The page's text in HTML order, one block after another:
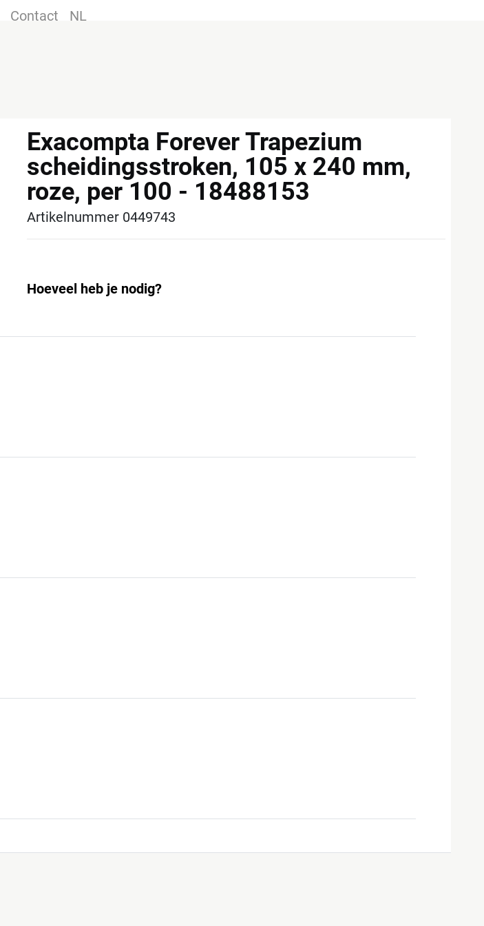
Contact
NL
Exacompta Forever Trapezium
scheidingsstroken, 105 x 240 mm,
roze, per 100 - 18488153
Artikelnummer 0449743
Hoeveel heb je nodig?